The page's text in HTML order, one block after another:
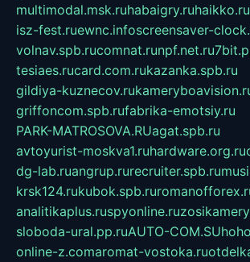
multimodal.msk.ruhabaigry.ruhaikko.ru
isz-fest.ruewnc.infoscreensaver-
volnav.spb.rucomnat.runpf.net.ru
tesiaes.rucard.com.rukazanka.spb.ru
gildiya-kuznecov.ru
griffoncom.spb.rufabrika-emotsiy.ru
PARK-MATROSOVA.RUagat.spb.ru
avtoyurist-moskva1.ruhardware.org.ru
dg-lab.ruangrup.rurecruiter.spb.ru
krsk124.rukubok.spb.ru
analitikaplus.ruspyonline.ru
sloboda-ural.pp.ruAUTO-COM.SU
online-z.comaromat-vostoka.ru